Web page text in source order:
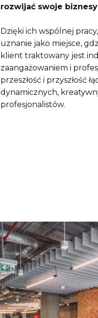
rozwijać swoje
Dzięki ich wspólnej
uznanie jako miejsce,
klient traktowany jest
zaangażowaniem i
przeszłość i przyszłość
dynamicznych,
profesjonalistów.